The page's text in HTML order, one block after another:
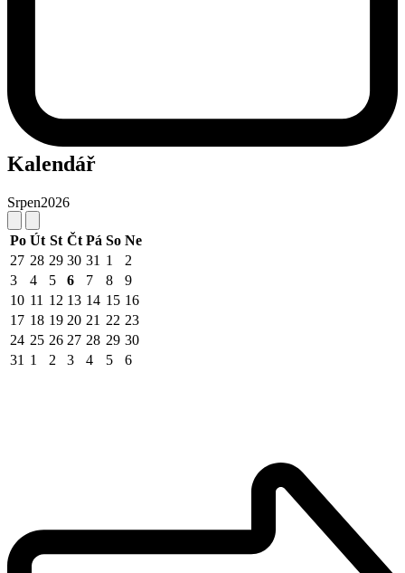
Kalendář
Srpen2026
Po Út St Čt Pá So Ne
27 28 29 30 31 1
2
3
4 5 6 7 8
9
10 11 12 13 14 15 16
17 18 19 20 21 22 23
24 25 26 27 28 29 30
31 1 2 3 4 5 6